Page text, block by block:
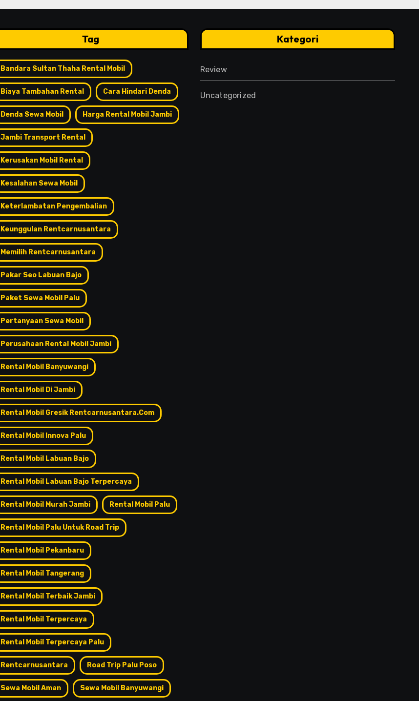
Tag
Bandara Sultan Thaha Rental Mobil
Biaya Tambahan Rental Cara Hindari Denda
Denda Sewa Mobil Harga Rental Mobil Jambi
Jambi Transport Rental
Kerusakan Mobil Rental
Kesalahan Sewa Mobil
Keterlambatan Pengembalian
Keunggulan Rentcarnusantara
Memilih Rentcarnusantara
Pakar Seo Labuan Bajo
Paket Sewa Mobil Palu
Pertanyaan Sewa Mobil
Perusahaan Rental Mobil Jambi
Rental Mobil Banyuwangi
Rental Mobil Di Jambi
Rental Mobil Gresik Rentcarnusantara.com
Rental Mobil Innova Palu
Rental Mobil Labuan Bajo
Rental Mobil Labuan Bajo Terpercaya
Rental Mobil Murah Jambi Rental Mobil Palu
Rental Mobil Palu Untuk Road Trip
Rental Mobil Pekanbaru
Rental Mobil Tangerang
Rental Mobil Terbaik Jambi
Rental Mobil Terpercaya
Rental Mobil Terpercaya Palu
Rentcarnusantara Road Trip Palu Poso
Sewa Mobil Aman Sewa Mobil Banyuwangi
Kategori
Review
Uncategorized